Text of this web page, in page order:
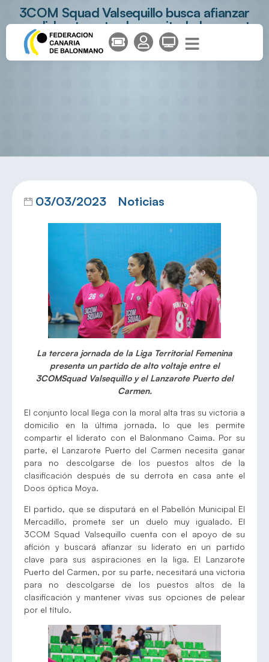
3COM Squad Valsequillo busca afianzar
su coliderato ante el necesitado Lanzarote
Puerto del Carmen
03/03/2023 Noticias
La tercera jornada de la Liga Territorial Femenina
presenta un partido de alto voltaje entre el
3COMSquad Valsequillo y el Lanzarote Puerto del
Carmen.
El conjunto local llega con la moral alta tras su victoria a
domicilio en la última jornada, lo que les permite
compartir el liderato con el Balonmano Caima. Por su
parte, el Lanzarote Puerto del Carmen necesita ganar
para no descolgarse de los puestos altos de la
clasificación después de su derrota en casa ante el
Doos óptica Moya.
El partido, que se disputará en el Pabellón Municipal El
Mercadillo, promete ser un duelo muy igualado. El
3COM Squad Valsequillo cuenta con el apoyo de su
afición y buscará afianzar su liderato en un partido
clave para sus aspiraciones en la liga. El Lanzarote
Puerto del Carmen, por su parte, necesitará una victoria
para no descolgarse de los puestos altos de la
clasificación y mantener vivas sus opciones de pelear
por el título.